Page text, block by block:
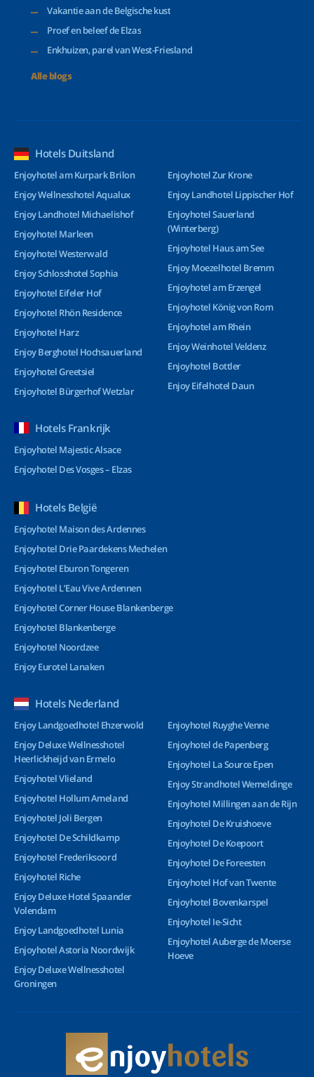
Vakantie aan de Belgische kust
Proef en beleef de Elzas
Enkhuizen, parel van West-Friesland
Alle blogs
Hotels Duitsland
Enjoyhotel am Kurpark Brilon
Enjoy Wellnesshotel Aqualux
Enjoy Landhotel Michaelishof
Enjoyhotel Marleen
Enjoyhotel Westerwald
Enjoy Schlosshotel Sophia
Enjoyhotel Eifeler Hof
Enjoyhotel Rhön Residence
Enjoyhotel Harz
Enjoy Berghotel Hochsauerland
Enjoyhotel Greetsiel
Enjoyhotel Bürgerhof Wetzlar
Enjoyhotel Zur Krone
Enjoy Landhotel Lippischer Hof
Enjoyhotel Sauerland
(Winterberg)
Enjoyhotel Haus am See
Enjoy Moezelhotel Bremm
Enjoyhotel am Erzengel
Enjoyhotel König von Rom
Enjoyhotel am Rhein
Enjoy Weinhotel Veldenz
Enjoyhotel Bottler
Enjoy Eifelhotel Daun
Hotels Frankrijk
Enjoyhotel Majestic Alsace
Enjoyhotel Des Vosges – Elzas
Hotels België
Enjoyhotel Maison des Ardennes
Enjoyhotel Drie Paardekens Mechelen
Enjoyhotel Eburon Tongeren
Enjoyhotel L’Eau Vive Ardennen
Enjoyhotel Corner House Blankenberge
Enjoyhotel Blankenberge
Enjoyhotel Noordzee
Enjoy Eurotel Lanaken
Hotels Nederland
Enjoy Landgoedhotel Ehzerwold
Enjoy Deluxe Wellnesshotel
Heerlickheijd van Ermelo
Enjoyhotel Vlieland
Enjoyhotel Hollum Ameland
Enjoyhotel Joli Bergen
Enjoyhotel De Schildkamp
Enjoyhotel Frederiksoord
Enjoyhotel Riche
Enjoy Deluxe Hotel Spaander
Volendam
Enjoy Landgoedhotel Lunia
Enjoyhotel Astoria Noordwijk
Enjoy Deluxe Wellnesshotel
Groningen
Enjoyhotel Ruyghe Venne
Enjoyhotel de Papenberg
Enjoyhotel La Source Epen
Enjoy Strandhotel Wemeldinge
Enjoyhotel Millingen aan de Rijn
Enjoyhotel De Kruishoeve
Enjoyhotel De Koepoort
Enjoyhotel De Foreesten
Enjoyhotel Hof van Twente
Enjoyhotel Bovenkarspel
Enjoyhotel Ie-Sicht
Enjoyhotel Auberge de Moerse
Hoeve